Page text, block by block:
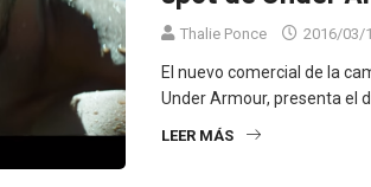
Thalie Ponce 2016/03/
El nuevo comercial de la
Under Armour, presenta el
LEER MÁS